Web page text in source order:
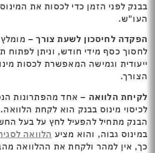
בבנק לפני הזמן כדי לכסות את
העו"ש.
הפקדה לחיסכון לשעת צורך –
לחסוך כסף מידי חודש, וניתן לפתוח
ייעודית וגמישה המאפשרת לכסות
הצורך.
לקיחת הלוואה – אחד מהפתרונות
לכיסוי מינוס בבנק הוא לקחת
הבנק מתחיל להפעיל לחץ על בעל
במינוס גבוה, והוא מציע הלוואה
כך, אין למהר ולקחת את ההלוואה